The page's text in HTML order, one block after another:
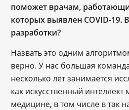
поможет врачам,
которых выявлен COVID-19.
разработки?
Назвать это одним
верно. У нас большая
несколько лет занимается
как искусственный
медицине, в том числе в так